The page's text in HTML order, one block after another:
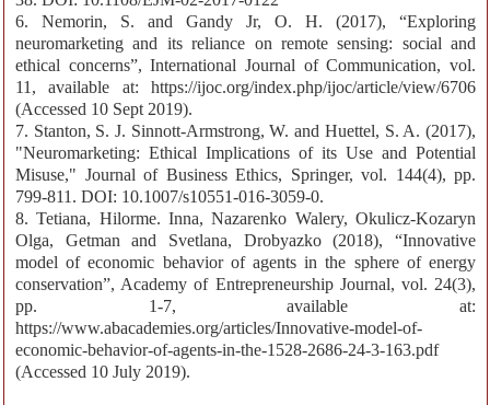
6. Nemorin, S. and Gandy Jr, O. H. (2017), “Exploring
neuromarketing and its reliance on remote sensing: social and
ethical concerns”, International Journal of Communication, vol.
11, available at: https://ijoc.org/index.php/ijoc/article/view/6706
(Accessed 10 Sept 2019).
7. Stanton, S. J. Sinnott-Armstrong, W. and Huettel, S. A. (2017),
"Neuromarketing: Ethical Implications of its Use and Potential
Misuse," Journal of Business Ethics, Springer, vol. 144(4), pp.
799-811. DOI: 10.1007/s10551-016-3059-0.
8. Tetiana, Hilorme. Inna, Nazarenko Walery, Okulicz-Kozaryn
Olga, Getman and Svetlana, Drobyazko (2018), “Innovative
model of economic behavior of agents in the sphere of energy
conservation”, Academy of Entrepreneurship Journal, vol. 24(3),
pp. 1-7, available at:
https://www.abacademies.org/articles/Innovative-model-of-
economic-behavior-of-agents-in-the-1528-2686-24-3-163.pdf
(Accessed 10 July 2019).